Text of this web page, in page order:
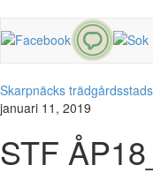
Skarpnäcks
januari 11, 2019
STF